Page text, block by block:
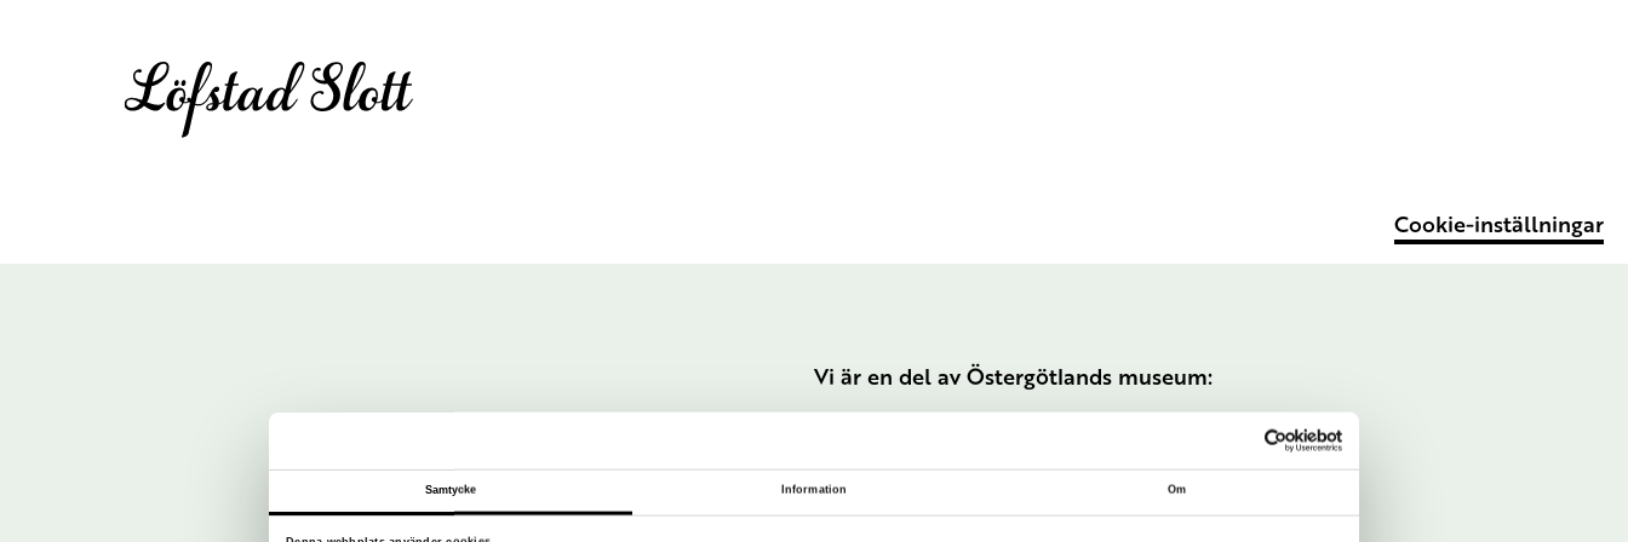
Samtycke Information Om
Cookie-inställningar
Vi är en del av Östergötlands museum: